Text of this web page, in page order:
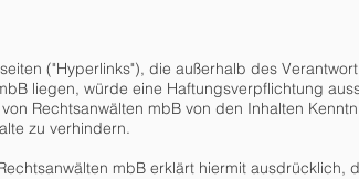
("Hyperlinks"), die außerhalb des
liegen, würde eine Haftungsverpflichtung
Rechtsanwälten mbB von den Inhalten
zu verhindern.
mbB erklärt hiermit ausdrücklich,